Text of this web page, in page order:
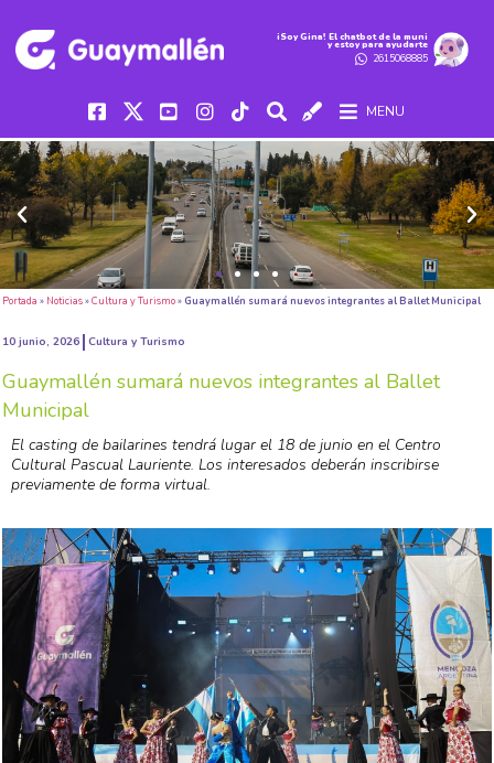
iSoy Gina! El chatbot de la muni
y estoy para ayudarte
2615068885
MENU
Portada » Noticias»Cultura y Turismo» Guaymallén sumará nuevos integrantes al Ballet Municipal
10 junio, 2026 Cultura y Turismo
Guaymallén sumará nuevos integrantes al Ballet
Municipal
El casting de bailarines tendrá lugar el 18 de junio en el Centro
Cultural Pascual Lauriente. Los interesados deberán inscribirse
previamente de forma virtual.